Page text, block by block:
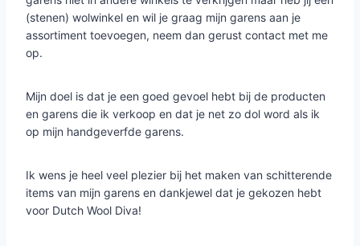
(stenen) wolwinkel en wil je graag mijn garens aan je
assortiment toevoegen, neem dan gerust contact met me
op.
Mijn doel is dat je een goed gevoel hebt bij de producten
en garens die ik verkoop en dat je net zo dol word als ik
op mijn handgeverfde garens.
Ik wens je heel veel plezier bij het maken van schitterende
items van mijn garens en dankjewel dat je gekozen hebt
voor Dutch Wool Diva!